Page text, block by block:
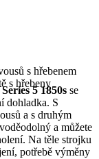
s hřebenem
s hřebeny
5 1850s se
dohladka. S
a s druhým
a můžete
Na těle strojku
potřebě výměny